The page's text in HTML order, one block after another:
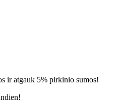
ir atgauk 5% pirkinio sumos!